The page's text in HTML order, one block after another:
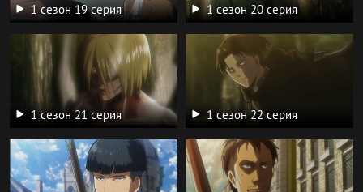
1 сезон 19 серия 1 сезон 20 серия
1 сезон 21 серия 1 сезон 22 серия